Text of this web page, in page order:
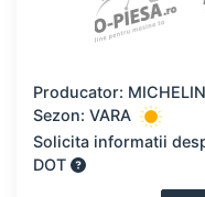
Producator: MICHELIN
Sezon: VARA
Solicita informatii
DOT